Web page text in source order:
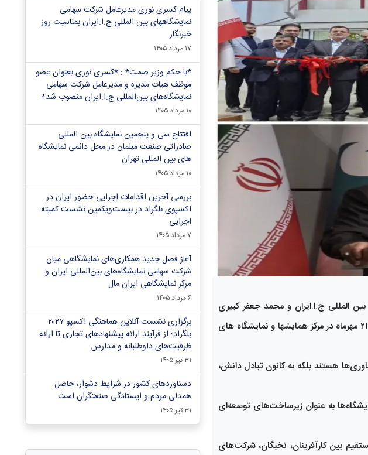
المللی ج.ا.ایران و محمد جعفر کبیری
مدیرعامل سازمان مناطق آزاد کیش و جمعی از مهمانان خارجی و مسئولان و مدیران مناطق آزاد عصر روز دوشنبه ۲۱ مهرماه در مرکز همایشها و نمایشگاه های
هستند بلکه به کانون تبادل دانش،
به عنوان زیرساخت‌های توسعه‌ای
بین کارآفرینان، نخبگان، شرکت‌های
پیام کسری نوری مدیرعامل شرکت سهامی
نمایشگاههای بین المللی ج.ا.ایران بمناسبت روز
خبرنگار
۱۷ مرداد ۱۴۰۵
*با حکم وزیر صمت* : *کسری نوری بعنوان عضو
موظف هیات مدیره و مدیرعامل شرکت سهامی
نمایشگاه‌های بین‌المللی ج.ا.ایران منصوب شد*
۱۰ مرداد ۱۴۰۵
افتتاح سی و پنجمین نمایشگاه بین المللی
صادراتی صنعت مبلمان در محل دائمی نمایشگاه
های بین المللی تهران
۱۰ مرداد ۱۴۰۵
بررسی آخرین اقدامات اجرایی حضور ایران در
اکسپوی بلگراد در بیست‌ویکمین نشست کمیته
اجرایی
۷ مرداد ۱۴۰۵
آغاز فصل جدید همکاری‌های نمایشگاهی میان
شرکت سهامی نمایشگاه‌های بین‌المللی ایران و
مرکز نمایشگاهی ایران‌ مال
۶ مرداد ۱۴۰۵
برگزاری نشست آنلاین هماهنگی اکسپو ۲۰۲۷
بلگراد؛ از فرآیند ارائه پیشنهادهای تجاری تا ارائه
ظرفیت‌های داوطلبانه و مدارس
۳۱ تیر ۱۴۰۵
دستاوردهای کشور در شرایط دشوار، حاصل
همدلی مردم و ایستادگی صنعتگران است
۳۱ تیر ۱۴۰۵